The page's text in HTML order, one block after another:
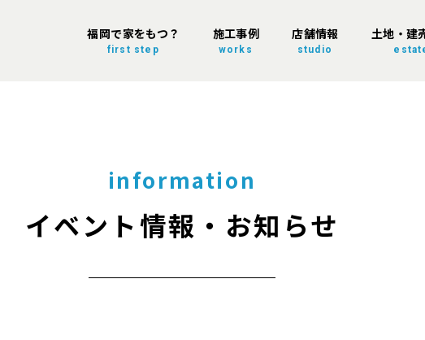
福岡で家をもつ？
first step
施工事例
works
店舗情報
studio
土地・建
information
イベント情報・お知らせ